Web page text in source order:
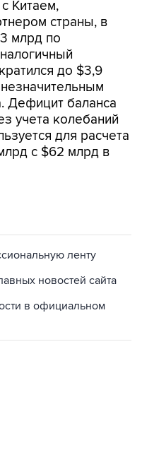
млрд по
до $3,9
баланса
колебаний
для расчета
c $62 млрд в
новостей сайта
в официальном